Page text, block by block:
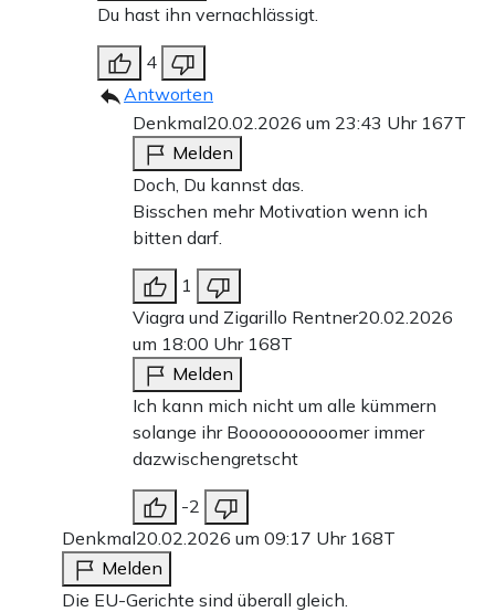
Du hast ihn vernachlässigt.
4
Antworten
Denkmal20.02.2026 um 23:43 Uhr 167T
Melden
Doch, Du kannst das.
Bisschen mehr Motivation wenn ich
bitten darf.
1
Viagra und Zigarillo Rentner20.02.2026
um 18:00 Uhr 168T
Melden
Ich kann mich nicht um alle kümmern
solange ihr Boooooooooomer immer
dazwischengretscht
-2
Denkmal20.02.2026 um 09:17 Uhr 168T
Melden
Die EU-Gerichte sind überall gleich.